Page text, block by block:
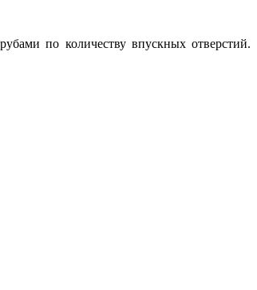
по количеству впускных отверстий.